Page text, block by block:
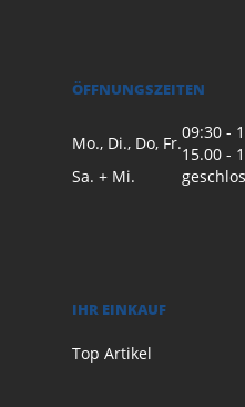
ÖFFNUNGSZEITEN
Mo., Di., Do, Fr.
09:30 -
15.00 -
Sa. + Mi.
IHR EINKAUF
Top Artikel